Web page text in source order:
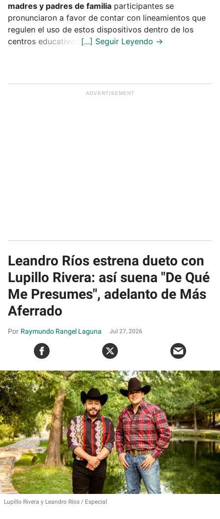
madres y padres de familia participantes se
pronunciaron a favor de contar con lineamientos que
regulen el uso de estos dispositivos dentro de los
centros educativos.
Leandro Ríos estrena dueto con
Lupillo Rivera: así suena "De Qué
Me Presumes", adelanto de Más
Aferrado
Raymundo Rangel Laguna Jul 27, 2026
Lupillo Rivera y Leandro Ríos Especial